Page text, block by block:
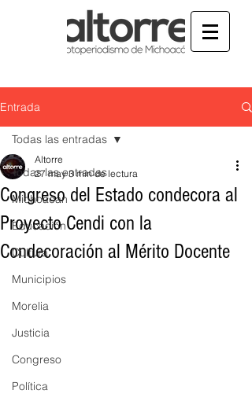
Entrada
Todas las entradas
Michoacán
Educación
Cultura
Municipios
Morelia
Justicia
Congreso
Política
Todas las entradas
Congreso del Estado condecora al
Proyecto Cendi con la
Condecoración al Mérito Docente
Altorre
27 may 3 min de lectura